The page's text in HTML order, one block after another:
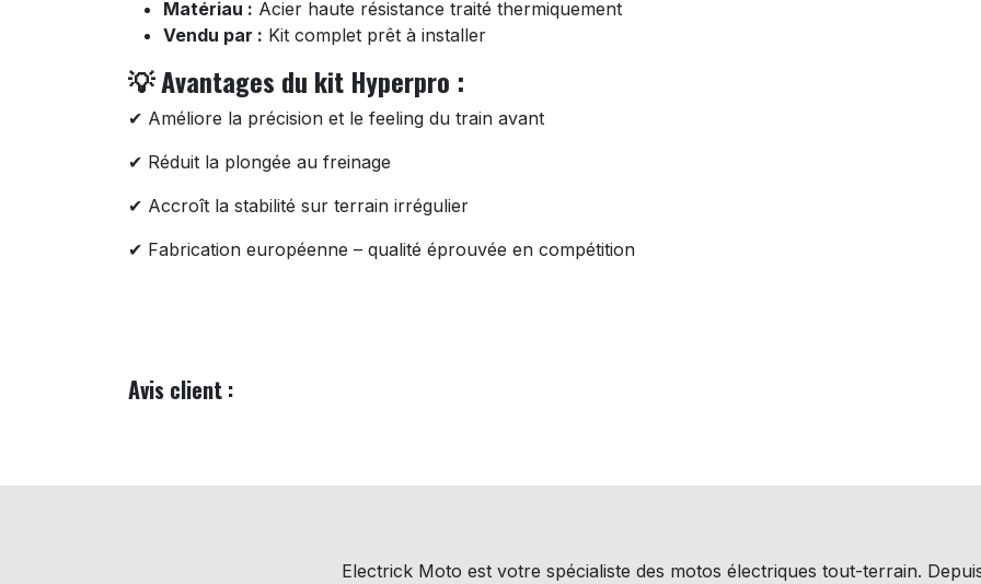
Matériau : Acier haute résistance traité thermiquement
Vendu par : Kit complet prêt à installer
💡Avantages du kit Hyperpro :
✔ Améliore la précision et le feeling du train avant
✔ Réduit la plongée au freinage
✔ Accroît la stabilité sur terrain irrégulier
✔ Fabrication européenne – qualité éprouvée en compétition
Avis client :
Electrick Moto est votre spécialiste des motos électriques tout-terrain.